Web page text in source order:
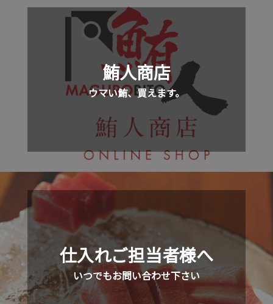
鮪人商店
ウマい鮪、買えます。
仕入れご担当者様へ
いつでもお問い合わせ下さい